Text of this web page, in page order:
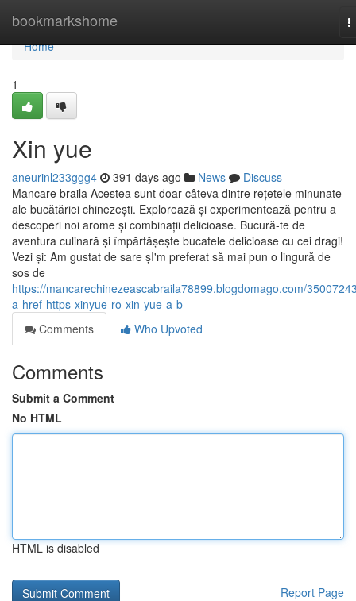
bookmarkshome
Home
Home
1
Xin yue
aneurinl233ggg4 391 days ago News
Discuss
Mancare braila Acestea sunt doar câteva dintre rețetele minunate
ale bucătăriei chinezești. Explorează și experimentează pentru a
descoperi noi arome și combinații delicioase. Bucură-te de
aventura culinară și împărtășește bucatele delicioase cu cei dragi!
Vezi și: Am gustat de sare șI'm preferat să mai pun o lingură de
sos de
https://mancarechinezeascabraila78899.blogdomago.com/
a-href-https-xinyue-ro-xin-yue-a-b
Comments
Who Upvoted
Comments
Submit a Comment
No HTML
HTML is disabled
Report Page